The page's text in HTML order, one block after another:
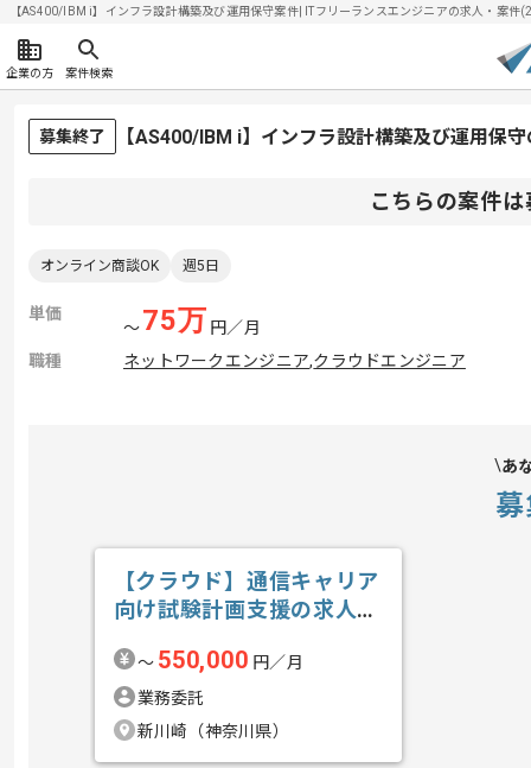
【AS400/IBM i】インフラ設計構築及び運用保守案件| ITフリーランスエンジニアの求人・案
企業の方 案件検索
募集終了 【AS400/IBM i】インフラ設計構築及び運用保
こちらの案件
オンライン商談OK 週5日
単価
〜75万 円／月
職種
ネットワークエンジニア,クラウドエンジニア
あ
【クラウド】通信キャリア
向け試験計画支援の求人・
〜 550,000 円／月
業務委託
新川崎（神奈川県）